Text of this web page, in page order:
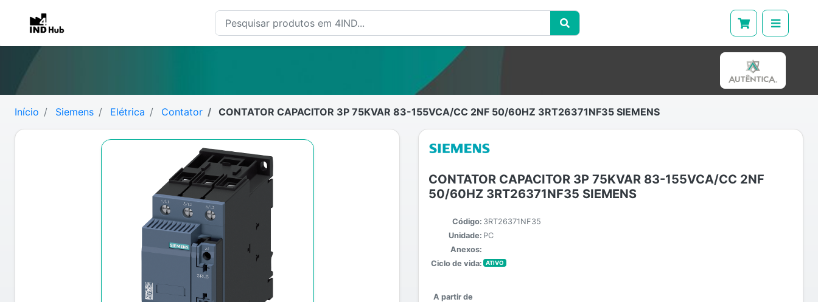
Início Siemens Elétrica Contator CONTATOR CAPACITOR 3P 75KVAR 83-155VCA/CC 2NF 50/60HZ 3RT26371NF35 SIEMENS
CONTATOR CAPACITOR 3P 75KVAR 83-155VCA/CC 2NF
50/60HZ 3RT26371NF35 SIEMENS
Código: 3RT26371NF35
Unidade: PC
Anexos:
Ciclo de vida:
ATIVO
A partir de